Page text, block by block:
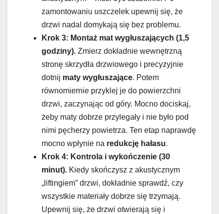
zamontowaniu uszczelek upewnij się, że
drzwi nadal domykają się bez problemu.
Krok 3: Montaż mat wygłuszających (1,5
godziny). Zmierz dokładnie wewnętrzną
stronę skrzydła drzwiowego i precyzyjnie
dotnij maty wygłuszające. Potem
równomiernie przyklej je do powierzchni
drzwi, zaczynając od góry. Mocno dociskaj,
żeby maty dobrze przylegały i nie było pod
nimi pęcherzy powietrza. Ten etap naprawdę
mocno wpłynie na redukcję hałasu.
Krok 4: Kontrola i wykończenie (30
minut). Kiedy skończysz z akustycznym
„liftingiem” drzwi, dokładnie sprawdź, czy
wszystkie materiały dobrze się trzymają.
Upewnij się, że drzwi otwierają się i